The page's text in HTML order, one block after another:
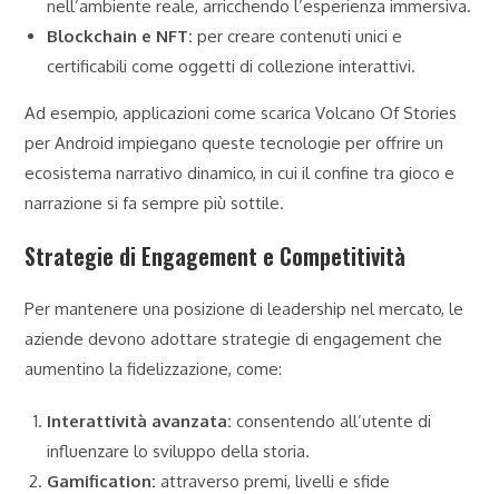
nell’ambiente reale, arricchendo l’esperienza immersiva.
Blockchain e NFT: per creare contenuti unici e
certificabili come oggetti di collezione interattivi.
Ad esempio, applicazioni come scarica Volcano Of Stories
per Android impiegano queste tecnologie per offrire un
ecosistema narrativo dinamico, in cui il confine tra gioco e
narrazione si fa sempre più sottile.
Strategie di Engagement e Competitività
Per mantenere una posizione di leadership nel mercato, le
aziende devono adottare strategie di engagement che
aumentino la fidelizzazione, come:
Interattività avanzata: consentendo all’utente di
influenzare lo sviluppo della storia.
Gamification: attraverso premi, livelli e sfide